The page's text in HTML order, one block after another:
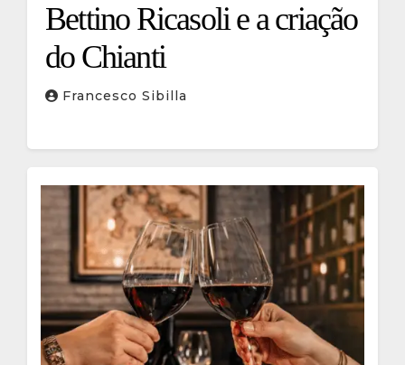
Bettino Ricasoli e a criação
do Chianti
Francesco Sibilla